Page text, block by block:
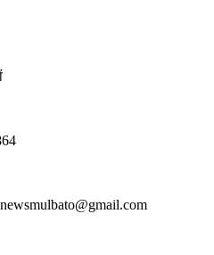
newsmulbato@gmail.com